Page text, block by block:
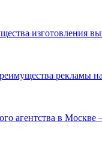
изготовления
рекламы
агентства в Москве